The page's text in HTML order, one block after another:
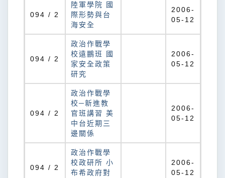
094 / 2
陸軍學院 國
際形勢與台
海安全
2006-
05-12
094 / 2
政治作戰學
校遠鵬班 國
家安全政策
研究
2006-
05-12
094 / 2
政治作戰學
校─新進教
官班講習 美
中台近期三
邊關係
2006-
05-12
094 / 2
政治作戰學
校政研所 小
布希政府對
2006-
05-12